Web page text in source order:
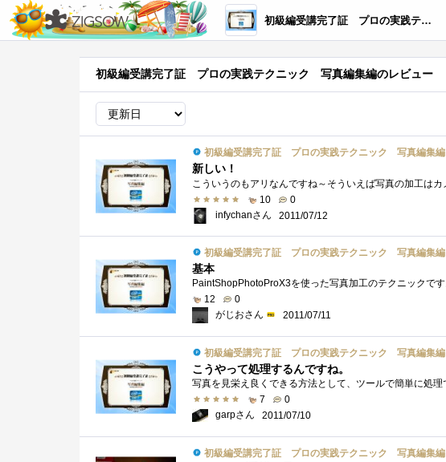
初級編受講完了証 プロの実践テクニック 写真編集編
初級編受講完了証 プロの実践テクニック 写真編集編のレビュー
初級編受講完了証 プロの実践テクニック 写真編集編
新しい！
10
0
infychanさん
2011/07/12
初級編受講完了証 プロの実践テクニック 写真編集編
基本
12
0
がじおさん
2011/07/11
初級編受講完了証 プロの実践テクニック 写真編集編
こうやって処理するんですね。
7
0
garpさん
2011/07/10
初級編受講完了証 プロの実践テクニック 写真編集編